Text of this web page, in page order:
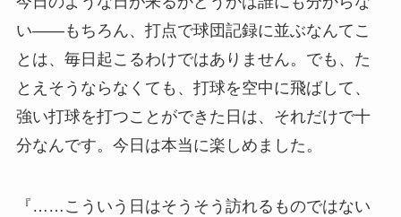
い――もちろん、打点で球団記録に並ぶなんてこ
とは、毎日起こるわけではありません。でも、た
とえそうならなくても、打球を空中に飛ばして、
強い打球を打つことができた日は、それだけで十
分なんです。今日は本当に楽しめました。
『……こういう日はそうそう訪れるものではない